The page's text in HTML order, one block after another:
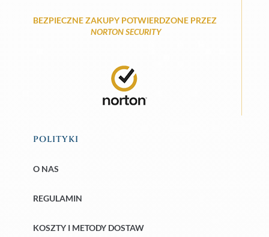
BEZPIECZNE ZAKUPY POTWIERDZONE PRZEZ
NORTON SECURITY
POLITYKI
O NAS
REGULAMIN
KOSZTY I METODY DOSTAW